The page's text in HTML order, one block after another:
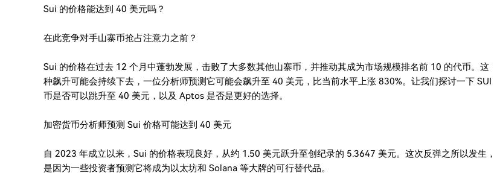
Sui 的价格能达到 40 美元吗？
在此竞争对手山寨币抢占注意力之前？
Sui 的价格在过去 12 个月中蓬勃发展，击败了大多数其他山寨币，并推动其成为市场规模排名前 10 的代币。这
种飙升可能会持续下去，一位分析师预测它可能会飙升至 40 美元，比当前水平上涨 830%。让我们探讨一下 SUI
币是否可以跳升至 40 美元，以及 Aptos 是否是更好的选择。
加密货币分析师预测 Sui 价格可能达到 40 美元
自 2023 年成立以来，Sui 的价格表现良好，从约 1.50 美元跃升至创纪录的 5.3647 美元。这次反弹之所以发生，
是因为一些投资者预测它将成为以太坊和 Solana 等大牌的可行替代品。